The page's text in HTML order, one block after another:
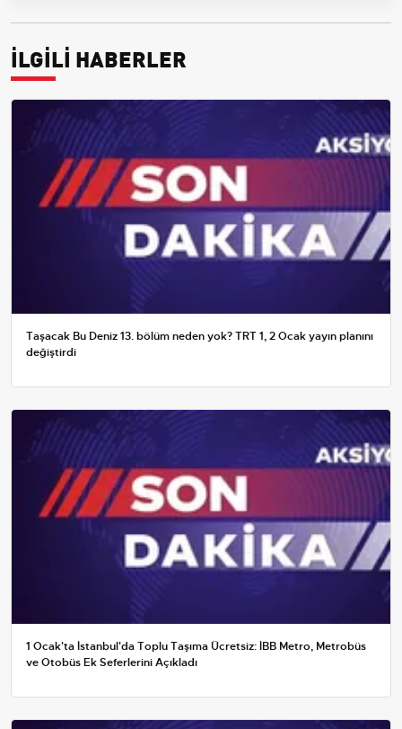
İLGİLİ HABERLER
Taşacak Bu Deniz 13. bölüm neden yok? TRT 1, 2 Ocak yayın planını
değiştirdi
1 Ocak'ta İstanbul'da Toplu Taşıma Ücretsiz: İBB Metro, Metrobüs
ve Otobüs Ek Seferlerini Açıkladı